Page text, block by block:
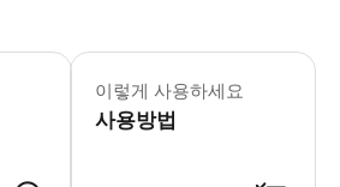
이렇게 사용하세요
사용방법